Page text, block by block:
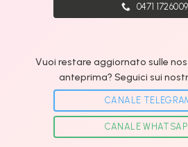
0471 1726009
Vuoi restare aggiornato sulle
anteprima? Seguici sui
CANALE
CANALE